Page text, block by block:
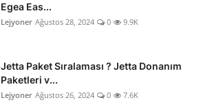
Egea Eas...
Lejyoner Ağustos 28, 2024 0 9.9K
Jetta Paket Sıralaması ? Jetta Donanım
Paketleri v...
Lejyoner Ağustos 26, 2024 0 7.6K